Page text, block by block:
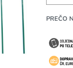
PREČO